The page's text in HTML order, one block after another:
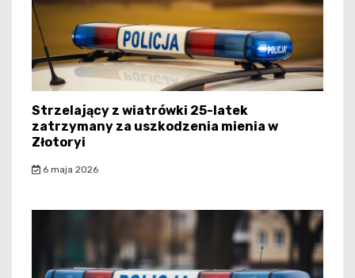
Strzelający z wiatrówki 25-latek
zatrzymany za uszkodzenia mienia w
Złotoryi
6 maja 2026